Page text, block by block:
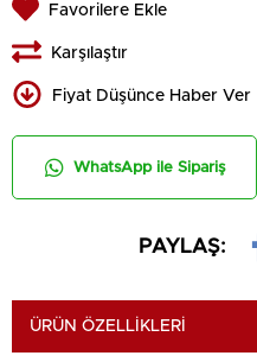
Favorilere Ekle
Karşılaştır
Fiyat Düşünce Haber Ver
WhatsApp ile Sipariş
PAYLAŞ:
ÜRÜN ÖZELLIKLERI